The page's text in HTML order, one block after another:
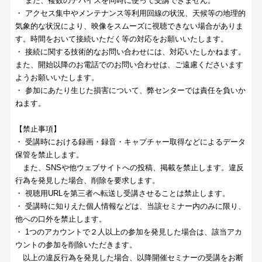
・ アクセス集中やメンテナンス等利用回線の状況、天候等の地理的
気象的な状況により、映像をスムーズに視聴できない場合がありま
す。時間をおいて接続いただく等の対応をお願いいたします。
・ 接続に関する技術的なお問い合わせには、対応いたしかねます。
また、開始以降のお電話でのお問い合わせは、ご遠慮くださいます
ようお願いいたします。
・ 参加にあたり生じた損害について、弊センターでは責任を負いか
ねます。
【禁止事項】
・ 受講時における録画・録音・キャプチャー取得などによるデータ
保管を禁止します。
また、SNSや他ウェブサイトへの投稿、掲載を禁止します。違反
行為を発見した場合、削除を要求します。
・ 視聴用URLを第三者へ転送し受講させることは禁止します。
・ 受講時に知りえた個人情報などは、当該セミナー内のみに限り、
他への口外を禁止します。
・ 1つのアカウントで２人以上の参加を発見した場合は、該当アカ
ウントの参加を削除いただきます。
以上の違反行為を発見した場合、以降開催セミナーの受講をお断